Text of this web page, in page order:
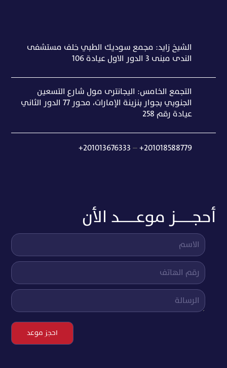
أحجــــــــز موعــــــــد الأن
الشيخ زايد: مجمع سوديك الطبي خلف مستشفى
الندى مبنى ٣ الدور الاول عيادة ١٠٦
التجمع الخامس: اليجانترى مول شارع التسعين
الجنوبي بجوار بنزينة الإمارات، محور 77 الدور الثاني
عيادة رقم 258
+201013676333–+201018588779